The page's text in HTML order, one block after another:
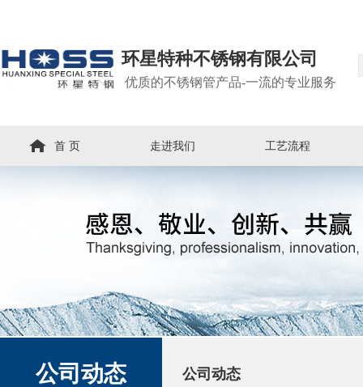
环星特种不锈钢有限公司
优质的不锈钢管产品-一流的专业服务
首 页 走进我们 工艺流程
公司动态 公司动态